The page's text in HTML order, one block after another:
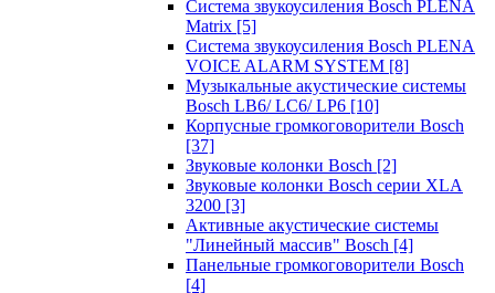
Система звукоусиления Bosch PLENA
Matrix [5]
Система звукоусиления Bosch PLENA
VOICE ALARM SYSTEM [8]
Музыкальные акустические системы
Bosch LB6/ LC6/ LP6 [10]
Корпусные громкоговорители Bosch
[37]
Звуковые колонки Bosch [2]
Звуковые колонки Bosch серии XLA
3200 [3]
Активные акустические системы
"Линейный массив" Bosch [4]
Панельные громкоговорители Bosch
[4]